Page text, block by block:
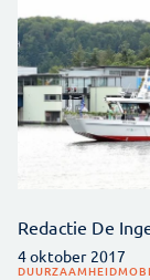
Redactie De
4 oktober 2017
DUURZAAMHEID